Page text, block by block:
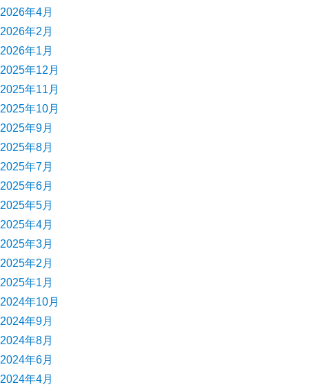
2026年4月
2026年2月
2026年1月
2025年12月
2025年11月
2025年10月
2025年9月
2025年8月
2025年7月
2025年6月
2025年5月
2025年4月
2025年3月
2025年2月
2025年1月
2024年10月
2024年9月
2024年8月
2024年6月
2024年4月